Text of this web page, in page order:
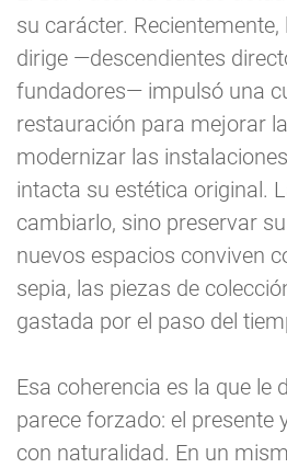
su carácter.
dirige —descendientes
fundadores— impulsó una
restauración para mejorar
modernizar las
intacta su estética original.
cambiarlo, sino preservar
nuevos espacios conviven
sepia, las piezas de
gastada por el paso del
Esa coherencia es la que le
parece forzado: el presente
con naturalidad. En un